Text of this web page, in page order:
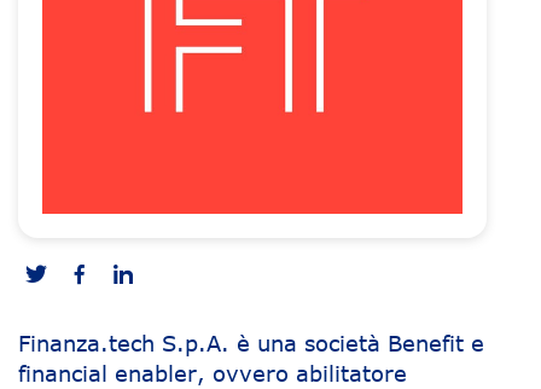
Finanza.tech S.p.A. è una società Benefit e
financial enabler, ovvero abilitatore